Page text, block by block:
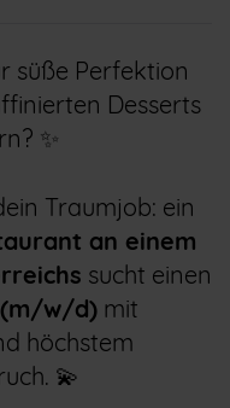
süße Perfektion
Desserts
✨
Traumjob: ein
an einem
sucht einen
w/d) mit
höchstem
💫